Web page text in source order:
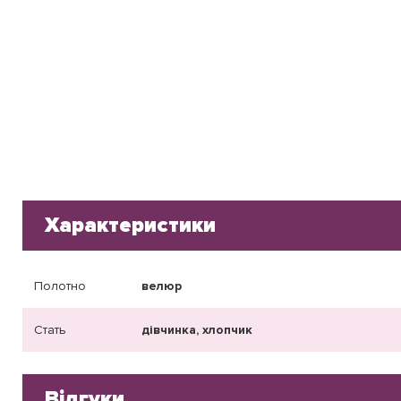
Характеристики
Полотно велюр
Стать дівчинка, хлопчик